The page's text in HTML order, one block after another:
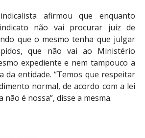
afirmou que enquanto
não vai procurar juiz de
que o mesmo tenha que julgar
que não vai ao Ministério
expediente e nem tampouco a
da entidade. “Temos que respeitar
normal, de acordo com a lei
não é nossa”, disse a mesma.